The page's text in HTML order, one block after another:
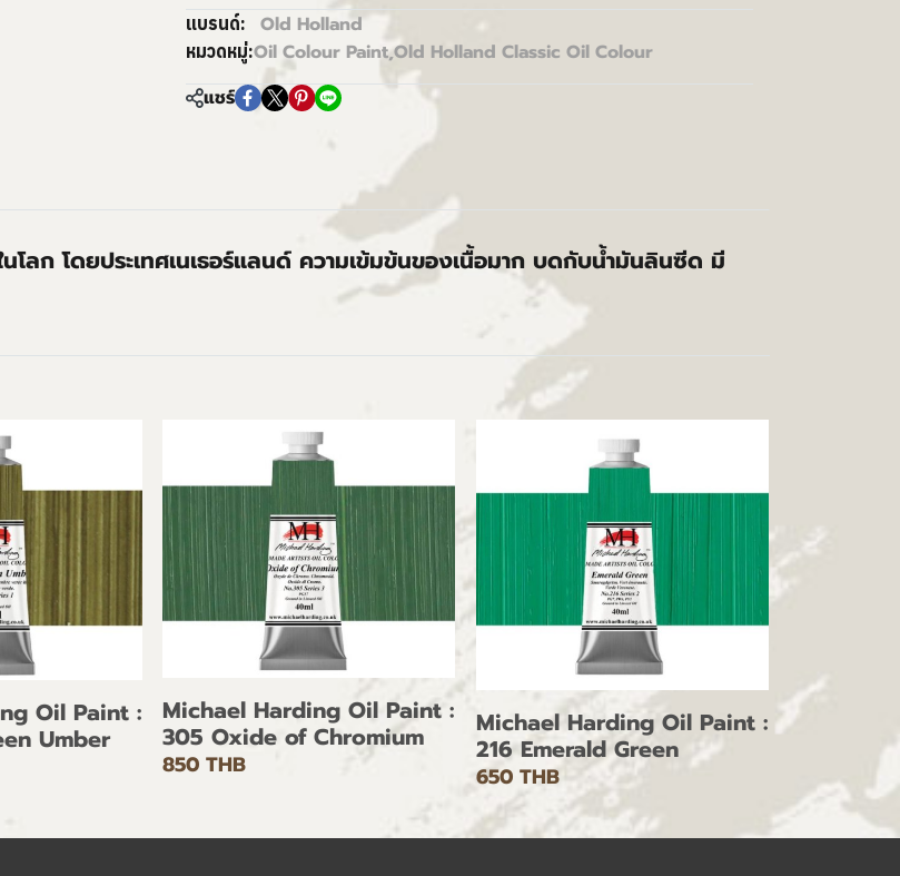
แบรนด์: Old Holland
หมวดหมู่:Oil Colour Paint,Old Holland Classic Oil Colour
แชร์
ลก โดยประเทศเนเธอร์แลนด์ ความเข้มข้นของเนื้อมาก บดกับน้ำมันลินซีด มี
Oil Paint :
Umber
Michael Harding Oil Paint :
305 Oxide of Chromium
850 THB
Michael Harding Oil Paint :
216 Emerald Green
650 THB